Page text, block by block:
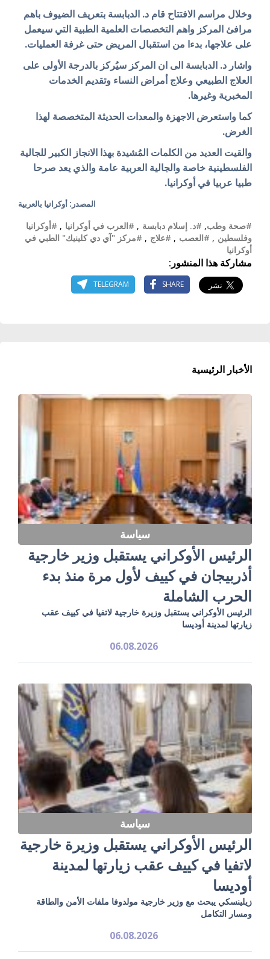
وخلال مراسم الافتتاح قام د. الدبابسة بتعريف الضيوف باهم
مرافئ المركز واهم التخصصات العلمية الطبية التي سيعمل
على علاجها، بدءا من استقبال المريض حتى غرفة العمليات.
واشار د. الدبابسة الى ان المركز سيُركز بالدرجة الأولى على
العلاج الطبيعي وعلاج أمراض النساء وتقديم الخدمات
المخبرية وغيرها.
كما واستعرض الاجهزة والمعدات الحديثة المتخصصة لهذا
الغرض.
والقيت العديد من الكلمات المُشيدة بهذا الانجاز الكبير للجالية
الفلسطينية خاصة والجالية العربية عامة والذي يعد صرحا
طبيا عربيا في أوكرانيا.
المصدر: أوكرانيا بالعربية
#صحة وطب, #د. إسلام دبابسة , #العرب في أوكرانيا , #أوكرانيا
وفلسطين , #العصب , #علاج , #مركز "آي دي كلينيك" الطبي في
أوكرانيا
مشاركة هذا المنشور:
SHARE
TELEGRAM
الأخبار الرئيسية
سياسة
الرئيس الأوكراني يستقبل وزير خارجية
أذربيجان في كييف لأول مرة منذ بدء
الحرب الشاملة
الرئيس الأوكراني يستقبل وزيرة خارجية لاتفيا في كييف عقب
زيارتها لمدينة أوديسا
06.08.2026
سياسة
الرئيس الأوكراني يستقبل وزيرة خارجية
لاتفيا في كييف عقب زيارتها لمدينة
أوديسا
زيلينسكي يبحث مع وزير خارجية مولدوفا ملفات الأمن والطاقة
ومسار التكامل
06.08.2026